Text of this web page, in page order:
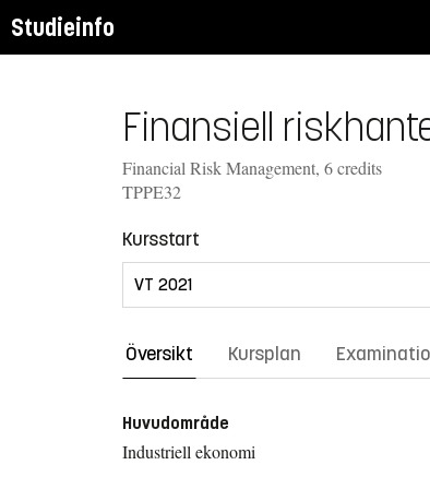
Studieinfo
Finansiell
Financial Risk Management, 6 credits
TPPE32
Kursstart
Översikt Kursplan
Huvudområde
Industriell ekonomi